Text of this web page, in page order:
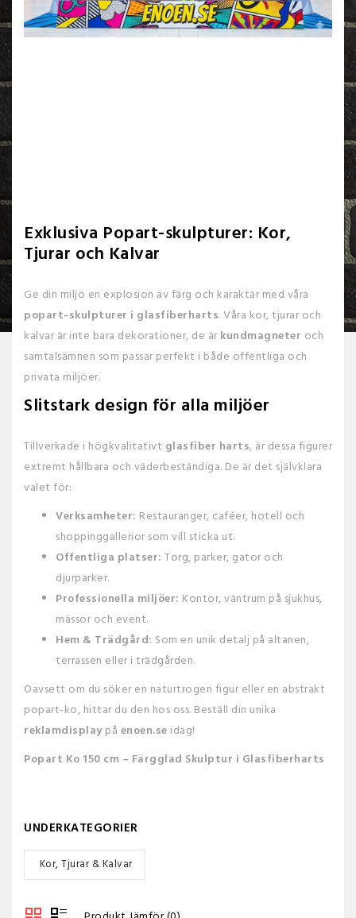
Exklusiva Popart-skulpturer: Kor,
Tjurar och Kalvar
Ge din miljö en explosion av färg och karaktär med våra
popart-skulpturer i glasfiberharts. Våra kor, tjurar och
kalvar är inte bara dekorationer, de ärkundmagneter och
samtalsämnen som passar perfekt i både offentliga och
privata miljöer.
Slitstark design för alla miljöer
Tillverkade i högkvalitativt glasfiber harts, är dessa figurer
extremt hållbara och väderbeständiga. De är det självklara
valet för:
Verksamheter: Restauranger, caféer, hotell och
shoppinggallerior som vill sticka ut.
Offentliga platser: Torg, parker, gator och
djurparker.
Professionella miljöer: Kontor, väntrum på sjukhus,
mässor och event.
Hem & Trädgård: Som en unik detalj på altanen,
terrassen eller i trädgården.
Oavsett om du söker en naturtrogen figur eller en abstrakt
popart-ko, hittar du den hos oss. Beställ din unika
reklamdisplaypå enoen.se idag!
Popart Ko 150 cm – Färgglad Skulptur i Glasfiberharts
UNDERKATEGORIER
Kor, Tjurar & Kalvar